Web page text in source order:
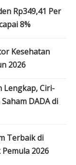
Rp349,41 Per
8%
Kesehatan
2026
Lengkap, Ciri-
DADA di
Terbaik di
2026